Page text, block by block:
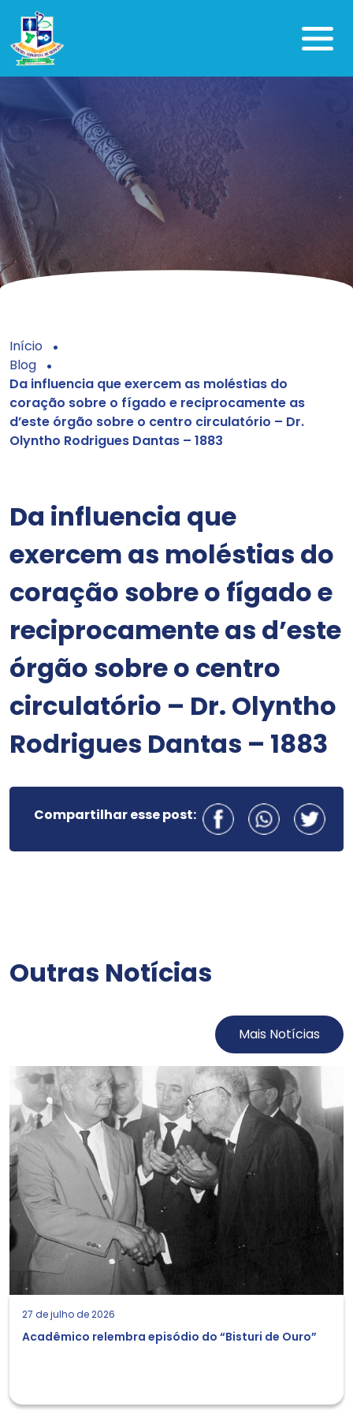
Início
Blog
Da influencia que exercem as moléstias do
coração sobre o fígado e reciprocamente as
d’este órgão sobre o centro circulatório – Dr.
Olyntho Rodrigues Dantas – 1883
Da influencia que
exercem as moléstias do
coração sobre o fígado e
reciprocamente as d’este
órgão sobre o centro
circulatório – Dr. Olyntho
Rodrigues Dantas – 1883
Compartilhar esse post:
Outras Notícias
Mais Notícias
27 de julho de 2026
Acadêmico relembra episódio do “Bisturi de Ouro”